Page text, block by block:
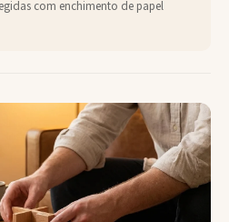
com enchimento de papel